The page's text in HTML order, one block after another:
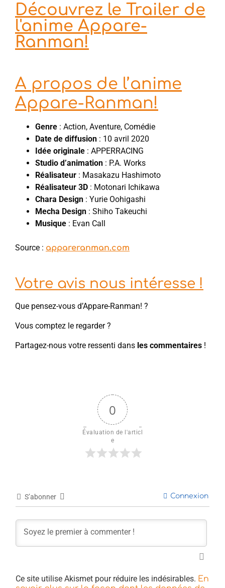
Découvrez le Trailer de
l'anime Appare-
Ranman!
A propos de l’anime
Appare-Ranman!
Genre : Action, Aventure, Comédie
Date de diffusion : 10 avril 2020
Idée originale : APPERRACING
Studio d’animation : P.A. Works
Réalisateur : Masakazu Hashimoto
Réalisateur 3D : Motonari Ichikawa
Chara Design : Yurie Oohigashi
Mecha Design : Shiho Takeuchi
Musique : Evan Call
Source : appareranman.com
Votre avis nous intéresse !
Que pensez-vous d’Appare-Ranman! ?
Vous comptez le regarder ?
Partagez-nous votre ressenti dans les commentaires !
0
Évaluation de l'articl
e
S’abonner Connexion
Ce site utilise Akismet pour réduire les indésirables. En